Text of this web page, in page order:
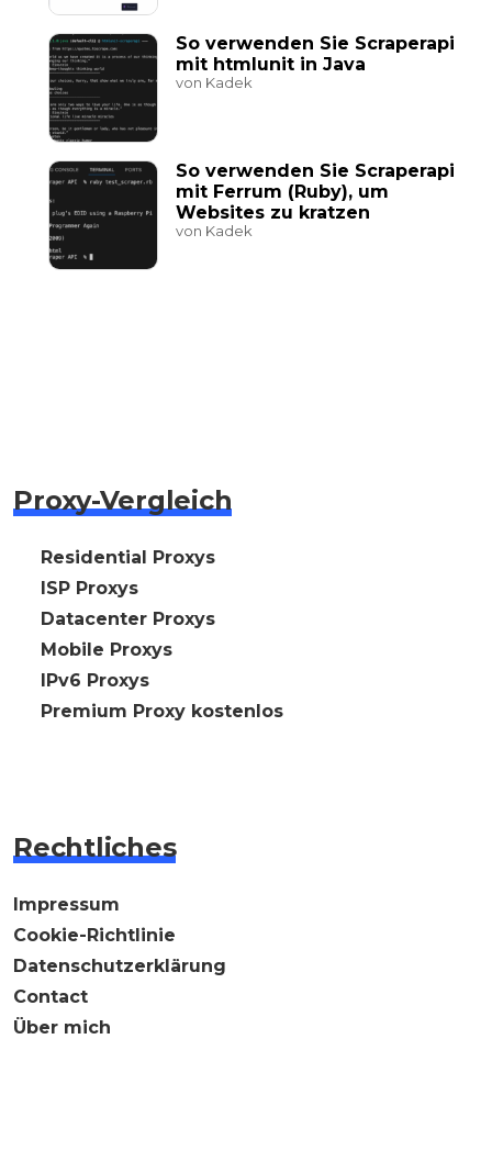
So verwenden Sie Scraperapi
mit htmlunit in Java
von Kadek
So verwenden Sie Scraperapi
mit Ferrum (Ruby), um
Websites zu kratzen
von Kadek
Proxy-Vergleich
🇩🇪 Residential Proxys
🇩🇪 ISP Proxys
🇩🇪 Datacenter Proxys
🇩🇪 Mobile Proxys
🇩🇪 IPv6 Proxys
⭐ Premium Proxy kostenlos
Rechtliches
Impressum
Cookie-Richtlinie
Datenschutzerklärung
Contact
Über mich